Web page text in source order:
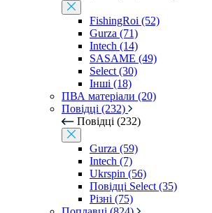
FishingRoi (52)
Gurza (71)
Intech (14)
SASAME (49)
Select (30)
Інші (18)
ПВА матеріали (20)
Повідці (232)
Повідці (232)
Gurza (59)
Intech (7)
Ukrspin (56)
Повідці Select (35)
Різні (75)